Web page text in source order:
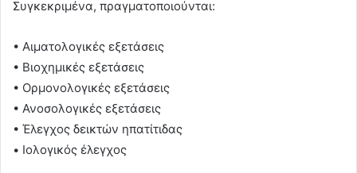
Συγκεκριμένα, πραγματοποιούνται:
• Αιματολογικές εξετάσεις
• Βιοχημικές εξετάσεις
• Ορμονολογικές εξετάσεις
• Ανοσολογικές εξετάσεις
• Έλεγχος δεικτών ηπατίτιδας
• Ιολογικός έλεγχος